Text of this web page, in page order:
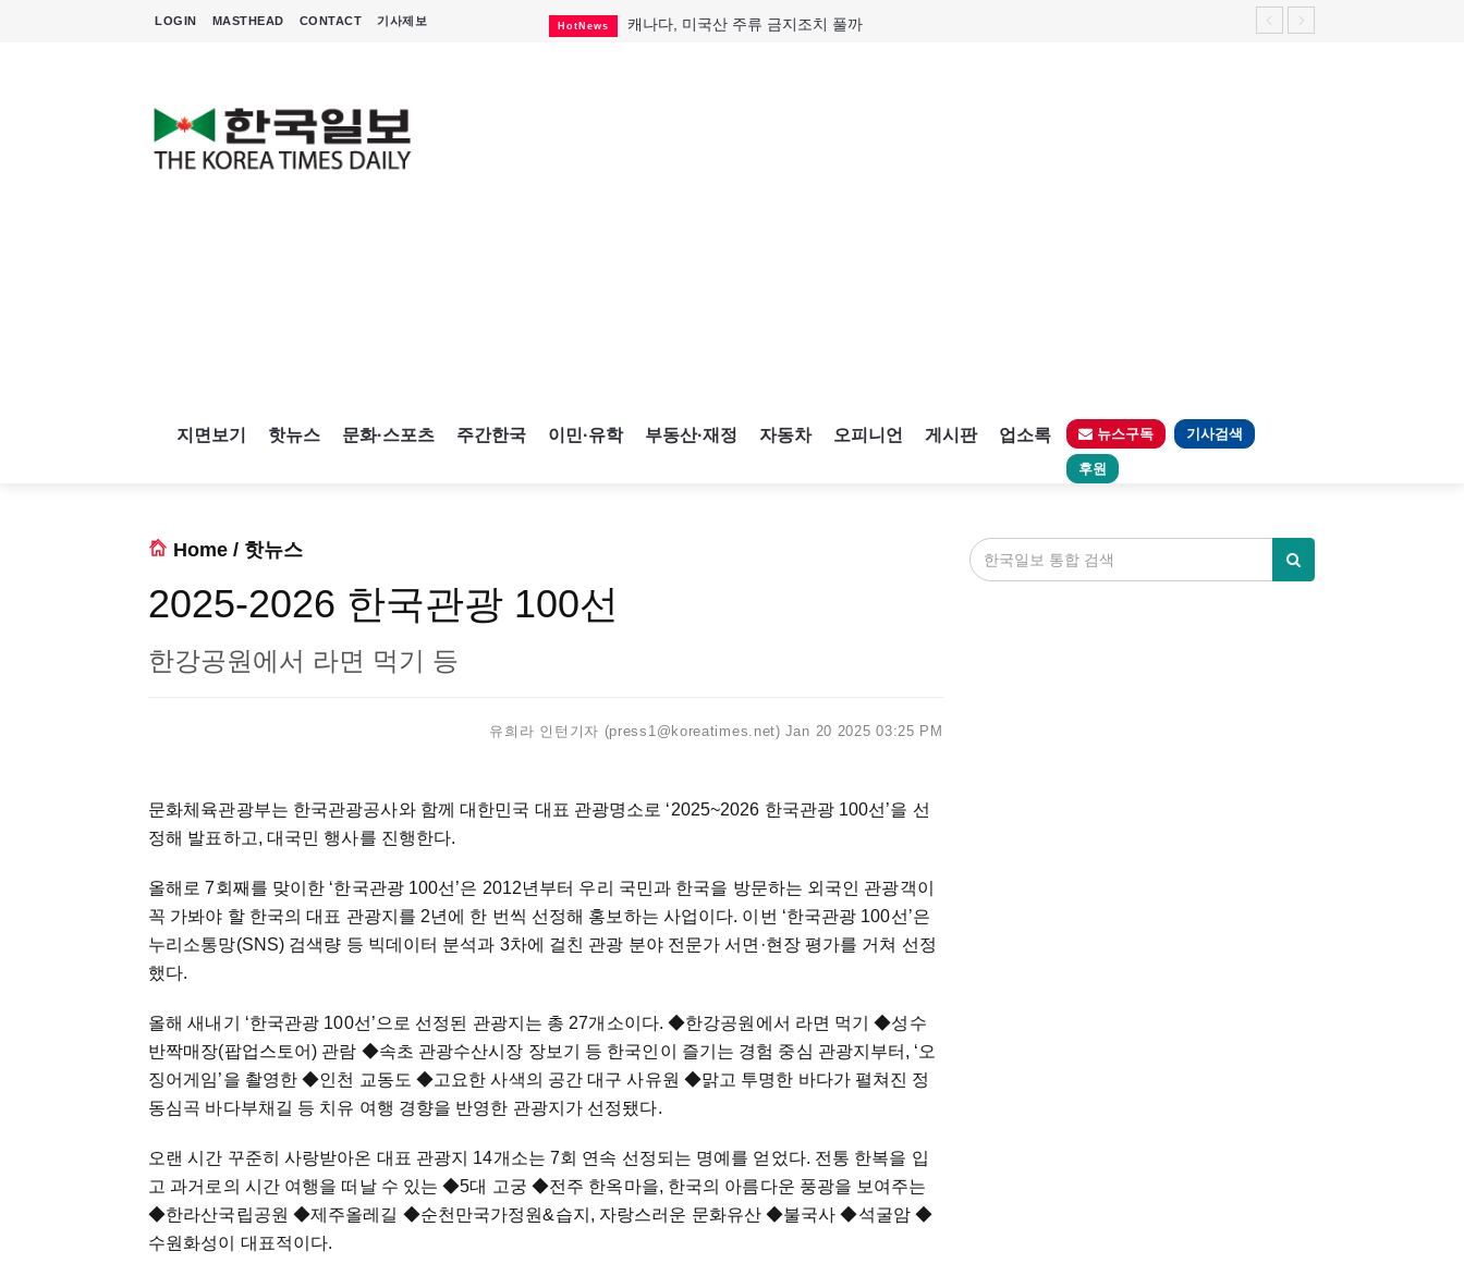
LOGIN MASTHEAD CONTACT 기사제보 HotNews 캐나다, 미국산 주류 금지조치 풀까
지면보기 핫뉴스 문화·스포츠 주간한국 이민·유학 부동산·재정 자동차 오피니언 게시판 업소록 뉴스구독 기사검색
후원
Home / 핫뉴스
2025-2026 한국관광 100선
한강공원에서 라면 먹기 등
유희라 인턴기자 (press1@koreatimes.net) Jan 20 2025 03:25 PM
문화체육관광부는 한국관광공사와 함께 대한민국 대표 관광명소로 ‘2025~2026 한국관광 100선’을 선
정해 발표하고, 대국민 행사를 진행한다.
올해로 7회째를 맞이한 ‘한국관광 100선’은 2012년부터 우리 국민과 한국을 방문하는 외국인 관광객이
꼭 가봐야 할 한국의 대표 관광지를 2년에 한 번씩 선정해 홍보하는 사업이다. 이번 ‘한국관광 100선’은
누리소통망(SNS) 검색량 등 빅데이터 분석과 3차에 걸친 관광 분야 전문가 서면·현장 평가를 거쳐 선정
했다.
올해 새내기 ‘한국관광 100선’으로 선정된 관광지는 총 27개소이다. ◆한강공원에서 라면 먹기 ◆성수
반짝매장(팝업스토어) 관람 ◆속초 관광수산시장 장보기 등 한국인이 즐기는 경험 중심 관광지부터, ‘오
징어게임’을 촬영한 ◆인천 교동도 ◆고요한 사색의 공간 대구 사유원 ◆맑고 투명한 바다가 펼쳐진 정
동심곡 바다부채길 등 치유 여행 경향을 반영한 관광지가 선정됐다.
오랜 시간 꾸준히 사랑받아온 대표 관광지 14개소는 7회 연속 선정되는 명예를 얻었다. 전통 한복을 입
고 과거로의 시간 여행을 떠날 수 있는 ◆5대 고궁 ◆전주 한옥마을, 한국의 아름다운 풍광을 보여주는
◆한라산국립공원 ◆제주올레길 ◆순천만국가정원&습지, 자랑스러운 문화유산 ◆불국사 ◆석굴암 ◆
수원화성이 대표적이다.